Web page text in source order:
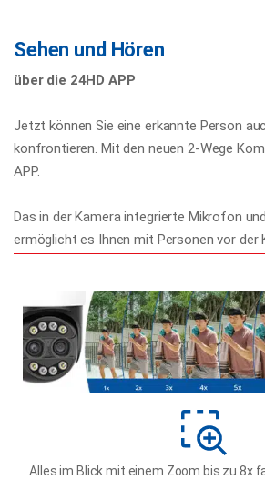
Sehen und Hören
über die 24HD APP
Jetzt können Sie eine erkannte Person
konfrontieren. Mit den neuen 2-Wege
APP.
Das in der Kamera integrierte Mikrofon
ermöglicht es Ihnen mit Personen vor der
Alles im Blick mit einem Zoom bis zu 8x